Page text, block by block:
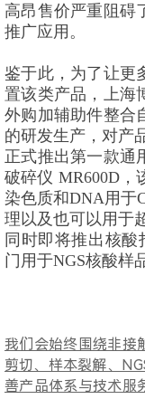
高昂售价严重阻碍
推广应用。
鉴于此，为了让更
置该类产品，上海
外购加辅助件整合
的研发生产，对产
正式推出第一款通
破碎仪 MR600D，
染色质和DNA用于
理以及也可以用于
同时即将推出核酸
门用于NGS核酸样
我们会始终围绕非接
剪切、样本裂解、
善产品体系与技术服